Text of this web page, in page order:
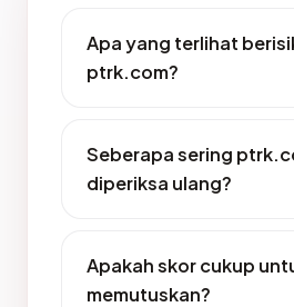
Apa yang terlihat
ptrk.com?
Seberapa sering
diperiksa ulang?
Apakah skor cukup
memutuskan?